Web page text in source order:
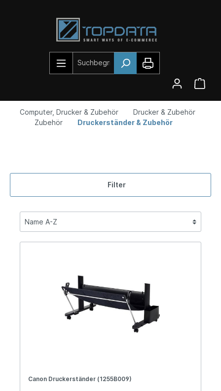
Computer, Drucker & Zubehör
Drucker & Zubehör
Zubehör
Druckerständer & Zubehör
Filter
Canon Druckerständer (1255B009)